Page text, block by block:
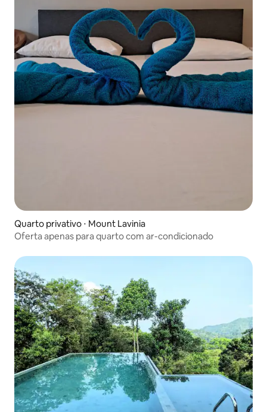
Quarto privativo ⋅ Mount Lavinia
Oferta apenas para quarto com ar-condicionado